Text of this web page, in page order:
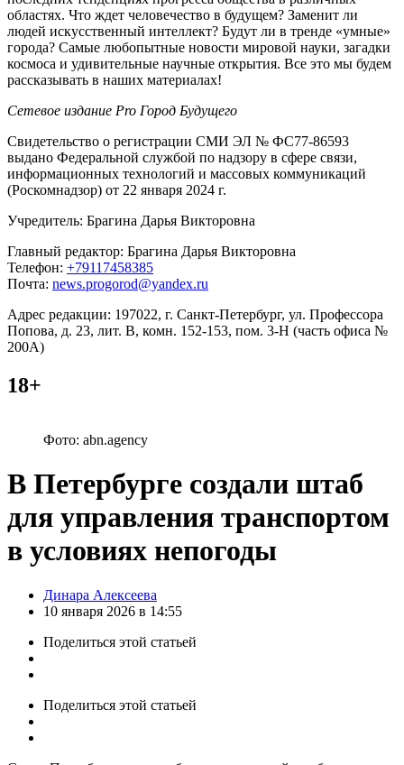
областях. Что ждет человечество в будущем? Заменит ли
людей искусственный интеллект? Будут ли в тренде «умные»
города? Самые любопытные новости мировой науки, загадки
космоса и удивительные научные открытия. Все это мы будем
рассказывать в наших материалах!
Сетевое издание Pro Город Будущего
Свидетельство о регистрации СМИ ЭЛ № ФС77-86593
выдано Федеральной службой по надзору в сфере связи,
информационных технологий и массовых коммуникаций
(Роскомнадзор) от 22 января 2024 г.
Учредитель: Брагина Дарья Викторовна
Главный редактор: Брагина Дарья Викторовна
Телефон: +79117458385
Почта: news.progorod@yandex.ru
Адрес редакции: 197022, г. Санкт-Петербург, ул. Профессора
Попова, д. 23, лит. В, комн. 152-153, пом. 3-Н (часть офиса №
200А)
18+
Фото: abn.agency
В Петербурге создали штаб
для управления транспортом
в условиях непогоды
Posted
by
Динара Алексеева
10 января 2026 в 14:55
Поделиться этой статьей
Поделиться этой статьей